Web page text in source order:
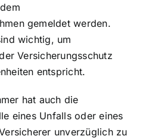
gemeldet werden.
wichtig, um
Versicherungsschutz
entspricht.
hat auch die
eines Unfalls oder eines
unverzüglich zu